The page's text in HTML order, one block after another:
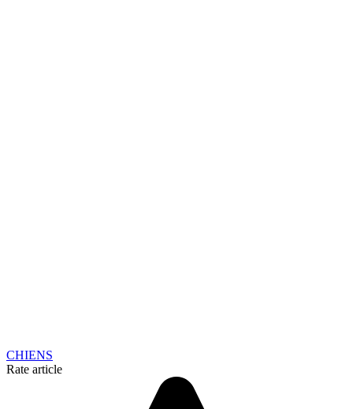
CHIENS
Rate article